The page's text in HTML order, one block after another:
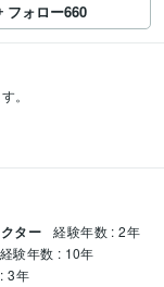
フォロー660
。
ター 経験年数 : 2年
経験年数 : 10年
3年